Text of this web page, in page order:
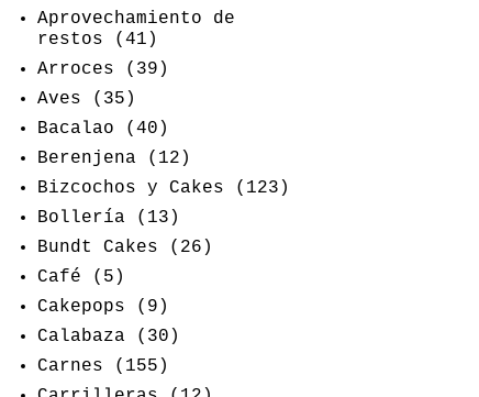
Aprovechamiento de
restos
(41)
Arroces
(39)
Aves
(35)
Bacalao
(40)
Berenjena
(12)
Bizcochos y Cakes
(123)
Bollería
(13)
Bundt Cakes
(26)
Café
(5)
Cakepops
(9)
Calabaza
(30)
Carnes
(155)